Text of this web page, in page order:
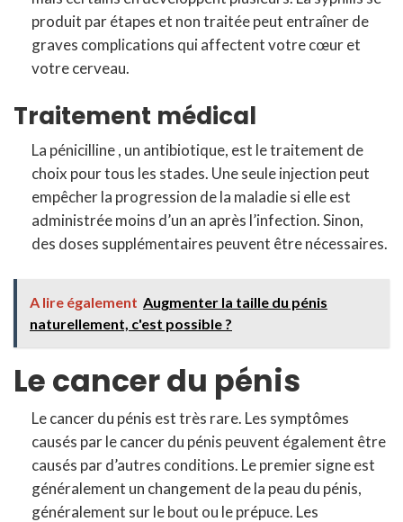
produit par étapes et non traitée peut entraîner de
graves complications qui affectent votre cœur et
votre cerveau.
Traitement médical
La pénicilline , un antibiotique, est le traitement de
choix pour tous les stades. Une seule injection peut
empêcher la progression de la maladie si elle est
administrée moins d’un an après l’infection. Sinon,
des doses supplémentaires peuvent être nécessaires.
A lire également Augmenter la taille du pénis
naturellement, c'est possible ?
Le cancer du pénis
Le cancer du pénis est très rare. Les symptômes
causés par le cancer du pénis peuvent également être
causés par d’autres conditions. Le premier signe est
généralement un changement de la peau du pénis,
généralement sur le bout ou le prépuce. Les